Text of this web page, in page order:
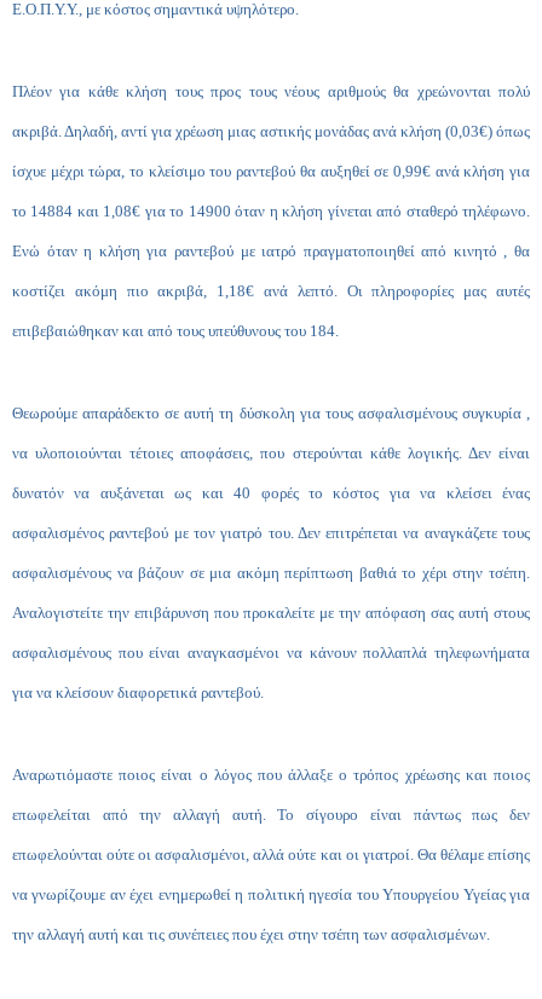
Ε.Ο.Π.Υ.Υ., με κόστος σημαντικά υψηλότερο.
Πλέον για κάθε κλήση τους προς τους νέους αριθμούς θα χρεώνονται πολύ
ακριβά. Δηλαδή, αντί για χρέωση μιας αστικής μονάδας ανά κλήση (0,03€) όπως
ίσχυε μέχρι τώρα, το κλείσιμο του ραντεβού θα αυξηθεί σε 0,99€ ανά κλήση για
το 14884 και 1,08€ για το 14900 όταν η κλήση γίνεται από σταθερό τηλέφωνο.
Ενώ όταν η κλήση για ραντεβού με ιατρό πραγματοποιηθεί από κινητό , θα
κοστίζει ακόμη πιο ακριβά, 1,18€ ανά λεπτό. Οι πληροφορίες μας αυτές
επιβεβαιώθηκαν και από τους υπεύθυνους του 184.
Θεωρούμε απαράδεκτο σε αυτή τη δύσκολη για τους ασφαλισμένους συγκυρία ,
να υλοποιούνται τέτοιες αποφάσεις, που στερούνται κάθε λογικής. Δεν είναι
δυνατόν να αυξάνεται ως και 40 φορές το κόστος για να κλείσει ένας
ασφαλισμένος ραντεβού με τον γιατρό του. Δεν επιτρέπεται να αναγκάζετε τους
ασφαλισμένους να βάζουν σε μια ακόμη περίπτωση βαθιά το χέρι στην τσέπη.
Αναλογιστείτε την επιβάρυνση που προκαλείτε με την απόφαση σας αυτή στους
ασφαλισμένους που είναι αναγκασμένοι να κάνουν πολλαπλά τηλεφωνήματα
για να κλείσουν διαφορετικά ραντεβού.
Αναρωτιόμαστε ποιος είναι ο λόγος που άλλαξε ο τρόπος χρέωσης και ποιος
επωφελείται από την αλλαγή αυτή. Το σίγουρο είναι πάντως πως δεν
επωφελούνται ούτε οι ασφαλισμένοι, αλλά ούτε και οι γιατροί. Θα θέλαμε επίσης
να γνωρίζουμε αν έχει ενημερωθεί η πολιτική ηγεσία του Υπουργείου Υγείας για
την αλλαγή αυτή και τις συνέπειες που έχει στην τσέπη των ασφαλισμένων.